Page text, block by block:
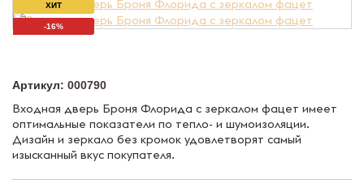
ХИТ
-16%
Артикул: 000790
Входная дверь Броня Флорида с зеркалом фацет имеет
оптимальные показатели по тепло- и шумоизоляции.
Дизайн и зеркало без кромок удовлетворят самый
изысканный вкус покупателя.